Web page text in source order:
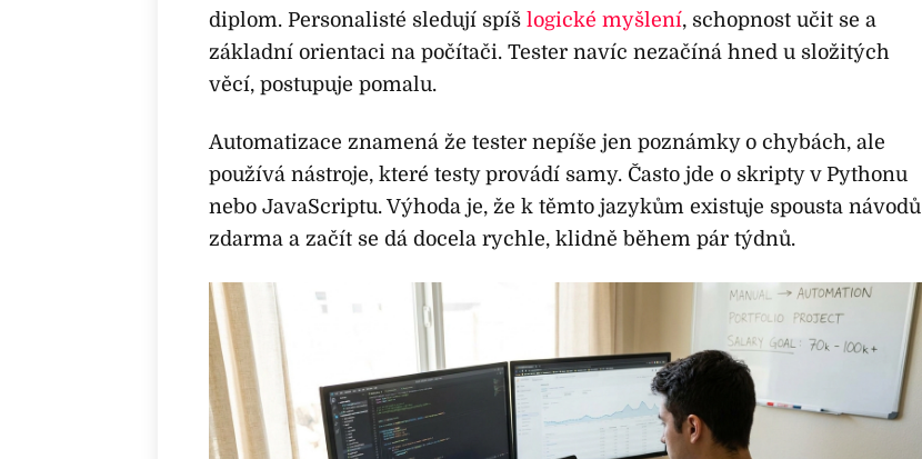
diplom. Personalisté sledují spíš logické myšlení, schopnost učit se a
základní orientaci na počítači. Tester navíc nezačíná hned u složitých
věcí, postupuje pomalu.
Automatizace znamená že tester nepíše jen poznámky o chybách, ale
používá nástroje, které testy provádí samy. Často jde o skripty v Pythonu
nebo JavaScriptu. Výhoda je, že k těmto jazykům existuje spousta návodů
zdarma a začít se dá docela rychle, klidně během pár týdnů.